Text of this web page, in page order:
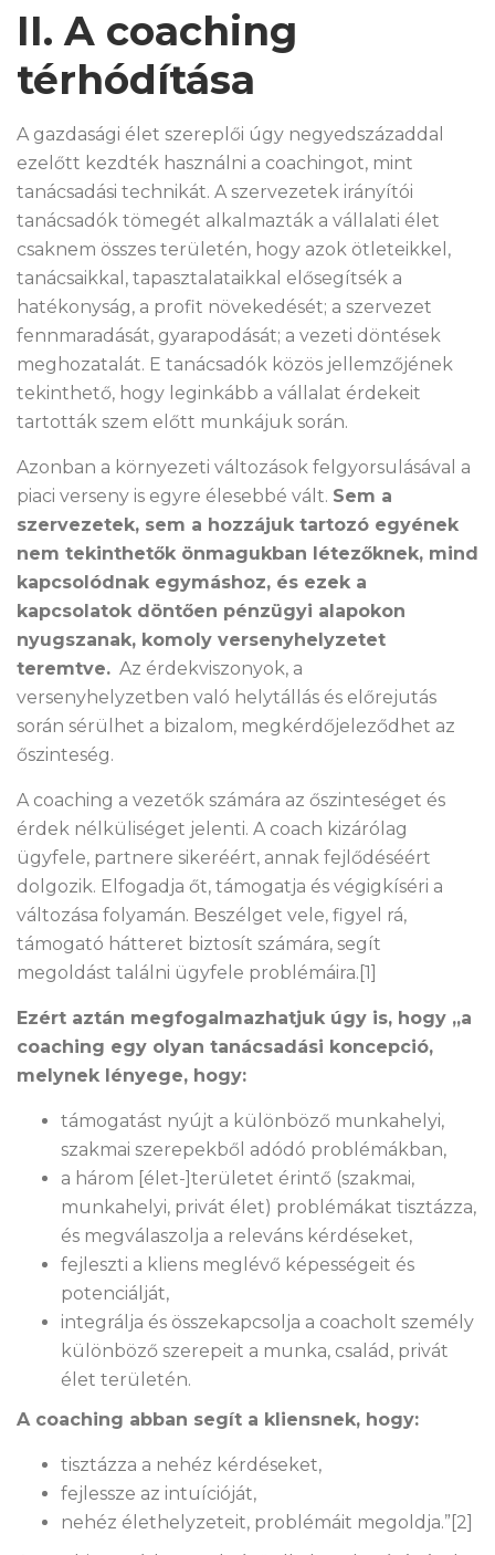
II. A coaching
térhódítása
A gazdasági élet szereplői úgy negyedszázaddal
ezelőtt kezdték használni a coachingot, mint
tanácsadási technikát. A szervezetek irányítói
tanácsadók tömegét alkalmazták a vállalati élet
csaknem összes területén, hogy azok ötleteikkel,
tanácsaikkal, tapasztalataikkal elősegítsék a
hatékonyság, a profit növekedését; a szervezet
fennmaradását, gyarapodását; a vezeti döntések
meghozatalát. E tanácsadók közös jellemzőjének
tekinthető, hogy leginkább a vállalat érdekeit
tartották szem előtt munkájuk során.
Azonban a környezeti változások felgyorsulásával a
piaci verseny is egyre élesebbé vált. Sem a
szervezetek, sem a hozzájuk tartozó egyének
nem tekinthetők önmagukban létezőknek, mind
kapcsolódnak egymáshoz, és ezek a
kapcsolatok döntően pénzügyi alapokon
nyugszanak, komoly versenyhelyzetet
teremtve. Az érdekviszonyok, a
versenyhelyzetben való helytállás és előrejutás
során sérülhet a bizalom, megkérdőjeleződhet az
őszinteség.
A coaching a vezetők számára az őszinteséget és
érdek nélküliséget jelenti. A coach kizárólag
ügyfele, partnere sikeréért, annak fejlődéséért
dolgozik. Elfogadja őt, támogatja és végigkíséri a
változása folyamán. Beszélget vele, figyel rá,
támogató hátteret biztosít számára, segít
megoldást találni ügyfele problémáira.[1]
Ezért aztán megfogalmazhatjuk úgy is, hogy „a
coaching egy olyan tanácsadási koncepció,
melynek lényege, hogy:
támogatást nyújt a különböző munkahelyi,
szakmai szerepekből adódó problémákban,
a három [élet-]területet érintő (szakmai,
munkahelyi, privát élet) problémákat tisztázza,
és megválaszolja a releváns kérdéseket,
fejleszti a kliens meglévő képességeit és
potenciálját,
integrálja és összekapcsolja a coacholt személy
különböző szerepeit a munka, család, privát
élet területén.
A coaching abban segít a kliensnek, hogy:
tisztázza a nehéz kérdéseket,
fejlessze az intuícióját,
nehéz élethelyzeteit, problémáit megoldja.”[2]